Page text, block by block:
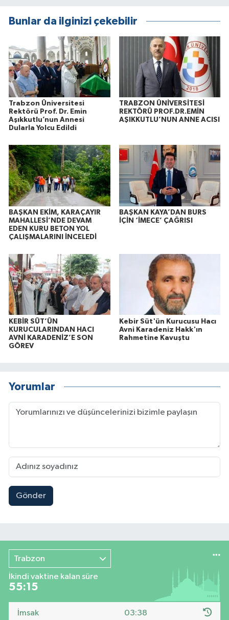
Bunlar da ilginizi çekebilir
Trabzon Üniversitesi
Rektörü Prof. Dr. Emin
Aşıkkutlu’nun Annesi
Dularla Yolcu Edildi
TRABZON ÜNİVERSİTESİ
REKTÖRÜ PROF.DR.EMİN
AŞIKKUTLU’NUN ANNE ACISI
BAŞKAN EKİM, KARAÇAYIR
MAHALLESİ’NDE DEVAM
EDEN KURU BETON YOL
ÇALIŞMALARINI İNCELEDİ
BAŞKAN KAYA’DAN BURS
İÇİN ‘İMECE’ ÇAĞRISI
KEBİR SÜT’ÜN
KURUCULARINDAN HACI
AVNİ KARADENİZ’E SON
GÖREV
Kebir Süt'ün Kurucusu Hacı
Avni Karadeniz Hakk'ın
Rahmetine Kavuştu
Yorumlar
Gönder
Trabzon
İkindi vaktine kalan süre
55:14
İmsak 03:38